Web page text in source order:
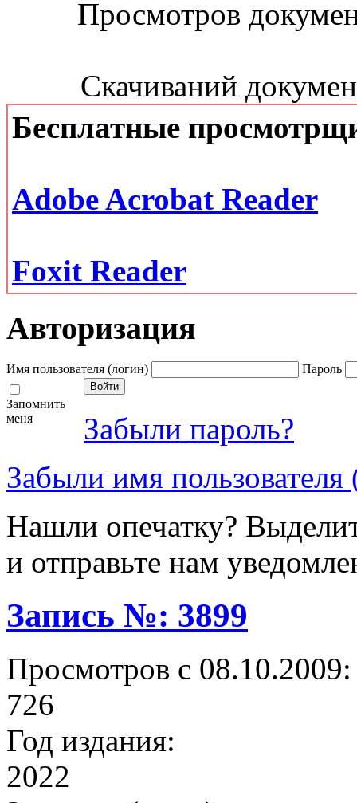
Просмотров
Скачиваний
Бесплатные
Adobe Acrobat Reader
Foxit Reader
Авторизация
Имя пользователя (логин) Пароль
Запомнить
меня
Забыли пароль?
Забыли имя пользователя
Нашли опечатку?
и отправьте нам
Запись №: 3899
Просмотров с 08.10.2009:
726
Год издания:
2022